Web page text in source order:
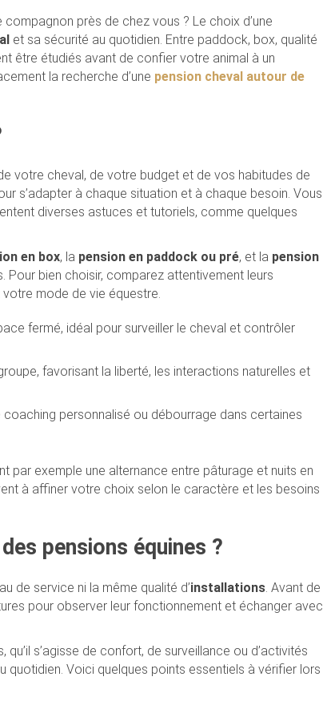
près de chez vous ? Le choix d’une
et sa sécurité au quotidien. Entre paddock, box, qualité
être étudiés avant de confier votre animal à un
la recherche d’une pension cheval autour de
votre cheval, de votre budget et de vos habitudes de
s’adapter à chaque situation et à chaque besoin. Vous
diverses astuces et tutoriels, comme quelques
en box, la pension en paddock ou pré, et la pension
Pour bien choisir, comparez attentivement leurs
mode de vie équestre.
fermé, idéal pour surveiller le cheval et contrôler
favorisant la liberté, les interactions naturelles et
coaching personnalisé ou débourrage dans certaines
par exemple une alternance entre pâturage et nuits en
à affiner votre choix selon le caractère et les besoins
pensions équines ?
de service ni la même qualité d’installations . Avant de
pour observer leur fonctionnement et échanger avec
s’agisse de confort, de surveillance ou d’activités
Voici quelques points essentiels à vérifier lors